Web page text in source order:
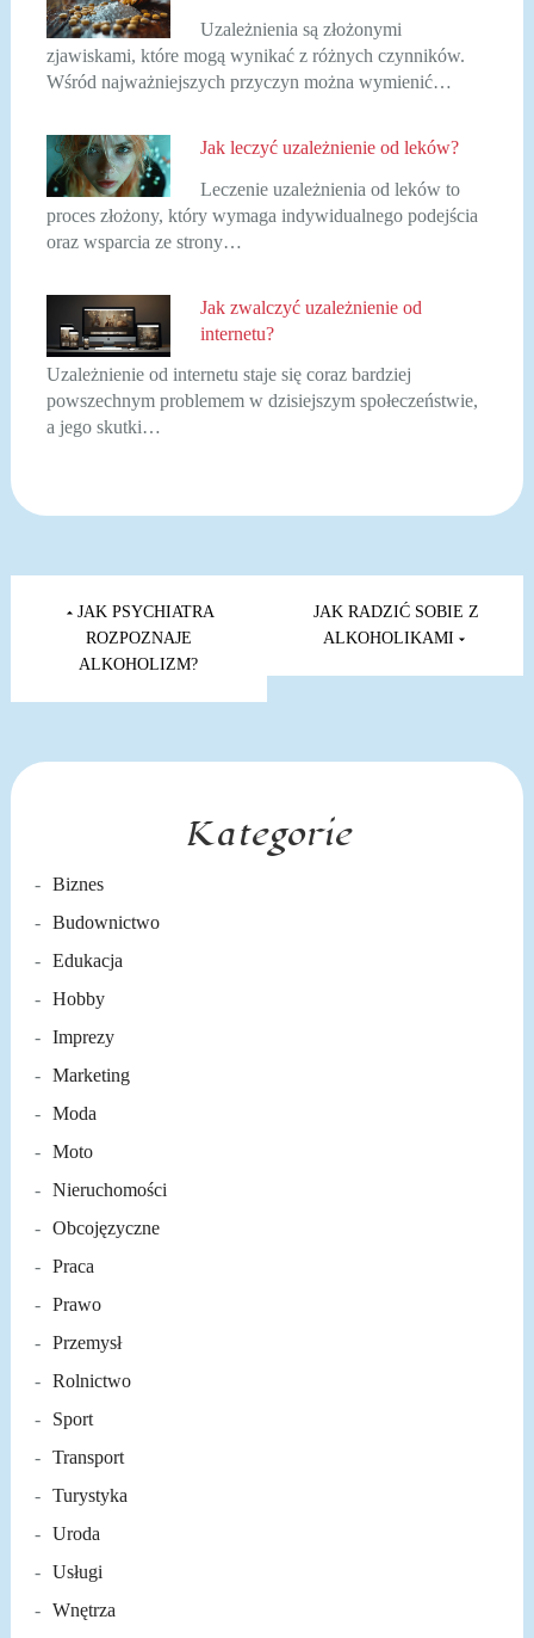
Uzależnienia są złożonymi
zjawiskami, które mogą wynikać z różnych czynników.
Wśród najważniejszych przyczyn można wymienić…
Jak leczyć uzależnienie od leków?
Leczenie uzależnienia od leków to
proces złożony, który wymaga indywidualnego podejścia
oraz wsparcia ze strony…
Jak zwalczyć uzależnienie od
internetu?
Uzależnienie od internetu staje się coraz bardziej
powszechnym problemem w dzisiejszym społeczeństwie,
a jego skutki…
Nawigacja
wpisu
JAK PSYCHIATRA
ROZPOZNAJE
ALKOHOLIZM?
JAK RADZIĆ SOBIE Z
ALKOHOLIKAMI
Kategorie
Biznes
Budownictwo
Edukacja
Hobby
Imprezy
Marketing
Moda
Moto
Nieruchomości
Obcojęzyczne
Praca
Prawo
Przemysł
Rolnictwo
Sport
Transport
Turystyka
Uroda
Usługi
Wnętrza